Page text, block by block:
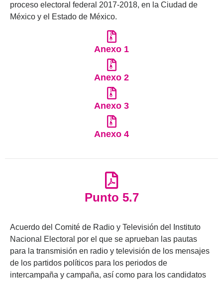
proceso electoral federal 2017-2018, en la Ciudad de
México y el Estado de México.
Anexo 1
Anexo 2
Anexo 3
Anexo 4
Punto 5.7
Acuerdo del Comité de Radio y Televisión del Instituto
Nacional Electoral por el que se aprueban las pautas
para la transmisión en radio y televisión de los mensajes
de los partidos políticos para los periodos de
intercampaña y campaña, así como para los candidatos